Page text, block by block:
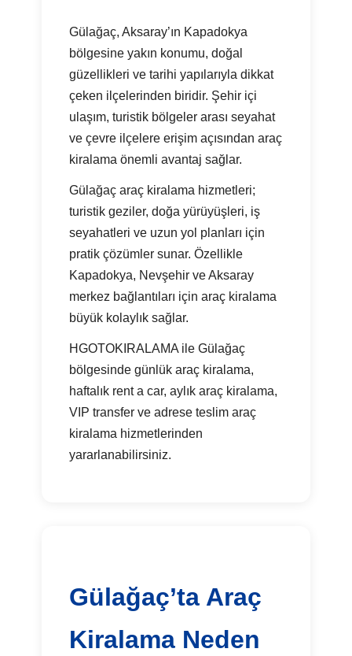
Gülağaç, Aksaray’ın Kapadokya
bölgesine yakın konumu, doğal
güzellikleri ve tarihi yapılarıyla dikkat
çeken ilçelerinden biridir. Şehir içi
ulaşım, turistik bölgeler arası seyahat
ve çevre ilçelere erişim açısından araç
kiralama önemli avantaj sağlar.
Gülağaç araç kiralama hizmetleri;
turistik geziler, doğa yürüyüşleri, iş
seyahatleri ve uzun yol planları için
pratik çözümler sunar. Özellikle
Kapadokya, Nevşehir ve Aksaray
merkez bağlantıları için araç kiralama
büyük kolaylık sağlar.
HGOTOKIRALAMA ile Gülağaç
bölgesinde günlük araç kiralama,
haftalık rent a car, aylık araç kiralama,
VIP transfer ve adrese teslim araç
kiralama hizmetlerinden
yararlanabilirsiniz.
Gülağaç’ta Araç
Kiralama Neden